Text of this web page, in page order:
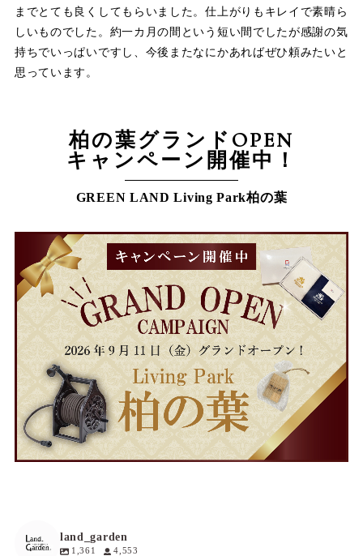
までとても良くしてもらいました。仕上がりもキレイで素晴ら
しいものでした。約一カ月の間という短い間でしたが感謝の気
持ちでいっぱいですし、今後またなにかあればぜひ頼みたいと
思っています。
柏の葉グランドOPEN
キャンペーン開催中！
GREEN LAND Living Park柏の葉
land_garden
1,361 4,553